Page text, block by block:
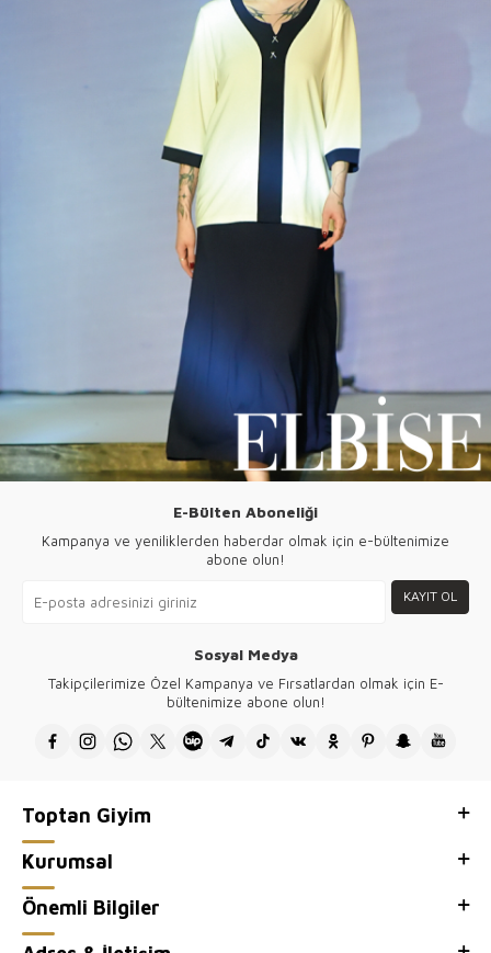
E-Bülten Aboneliği
Kampanya ve yeniliklerden haberdar olmak için e-bültenimize
abone olun!
KAYIT OL
Sosyal Medya
Takipçilerimize Özel Kampanya ve Fırsatlardan olmak için E-
bültenimize abone olun!
Toptan Giyim
Kurumsal
Önemli Bilgiler